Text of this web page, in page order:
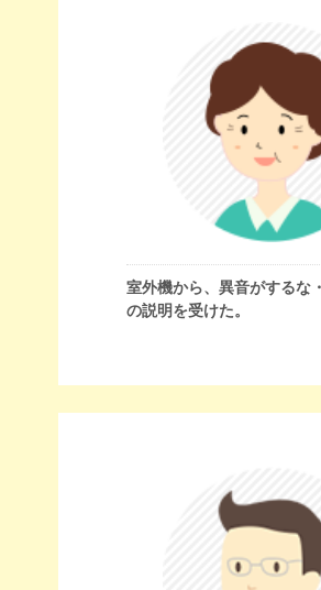
室外機から、異音がするな
の説明を受けた。